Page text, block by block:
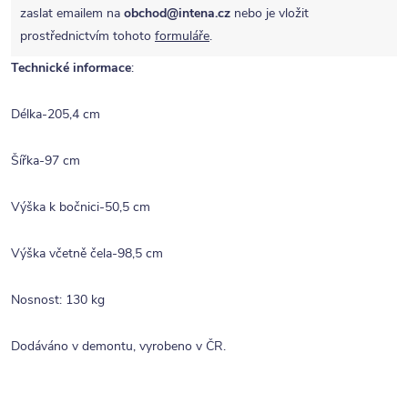
zaslat emailem na obchod@intena.cz nebo je vložit
prostřednictvím tohoto formuláře.
Technické informace:
Délka-205,4 cm
Šířka-97 cm
Výška k bočnici-50,5 cm
Výška včetně čela-98,5 cm
Nosnost: 130 kg
Dodáváno v demontu, vyrobeno v ČR.